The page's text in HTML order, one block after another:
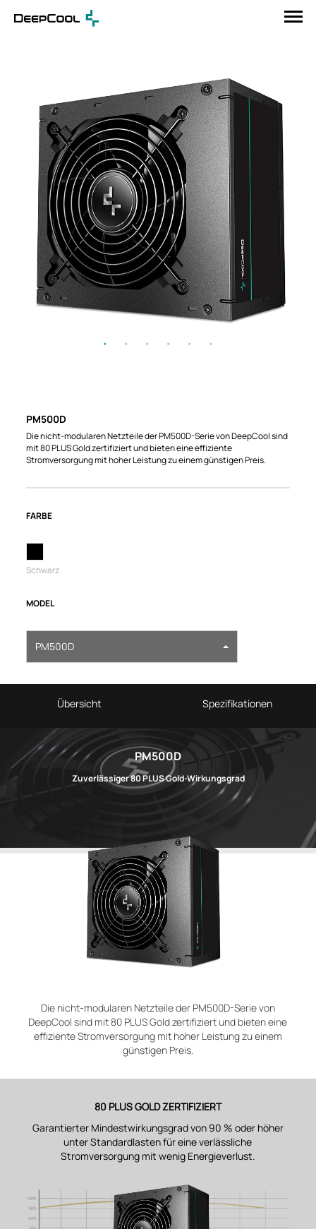
PM500D
Die nicht-modularen Netzteile der PM500D-Serie von DeepCool sind
mit 80 PLUS Gold zertifiziert und bieten eine effiziente
Stromversorgung mit hoher Leistung zu einem günstigen Preis.
FARBE
Schwarz
MODEL
PM500D
Übersicht Spezifikationen
PM500D
Zuverlässiger 80 PLUS Gold-Wirkungsgrad
Die nicht-modularen Netzteile der PM500D-Serie von
DeepCool sind mit 80 PLUS Gold zertifiziert und bieten eine
effiziente Stromversorgung mit hoher Leistung zu einem
günstigen Preis.
80 PLUS GOLD ZERTIFIZIERT
Garantierter Mindestwirkungsgrad von 90 % oder höher
unter Standardlasten für eine verlässliche
Stromversorgung mit wenig Energieverlust.